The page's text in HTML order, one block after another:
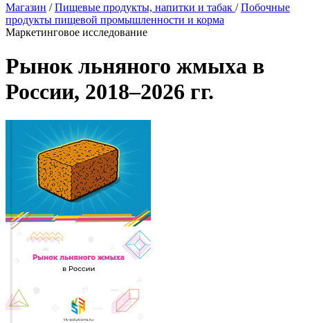
Магазин / Пищевые продукты, напитки и табак / Побочные
продукты пищевой промышленности и корма
Маркетинговое исследование
Рынок льняного жмыха в
России, 2018–2026 гг.